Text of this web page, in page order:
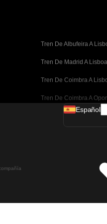
Tren De Albufeira A
Tren De Madrid A Lisboa
Tren De Coimbra A
Tren De Coimbra A
Tren De Valencia A
Tren De Málaga A Madrid
Español